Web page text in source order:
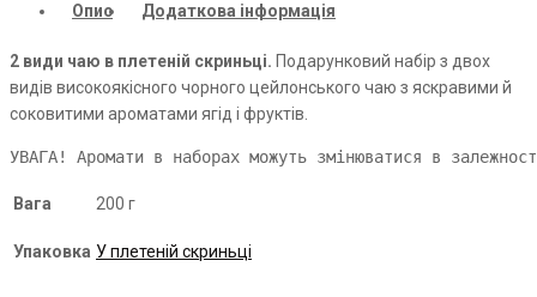
Опис Додаткова інформація
2 види чаю в плетеній скриньці. Подарунковий набір з двох
видів високоякісного чорного цейлонського чаю з яскравими й
соковитими ароматами ягід і фруктів.
УВАГА! Аромати в наборах можуть змінюватися в
Вага 200 г
Упаковка У плетеній скриньці